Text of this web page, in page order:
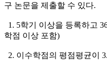
구 논문을 제출할 수 있다.
1. 5학기 이상을 등록하고
학점 이상 포함)
2. 이수학점의 평점평균이